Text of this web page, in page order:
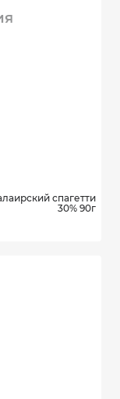
спагетти
30% 90г